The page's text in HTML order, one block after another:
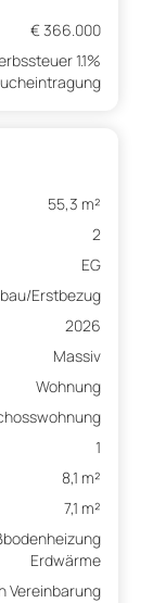
€ 366.000
1.1%
55,3 m²
2
EG
Erstbezug
2026
Massiv
Wohnung
1
8,1 m²
7,1 m²
Erdwärme
Vereinbarung